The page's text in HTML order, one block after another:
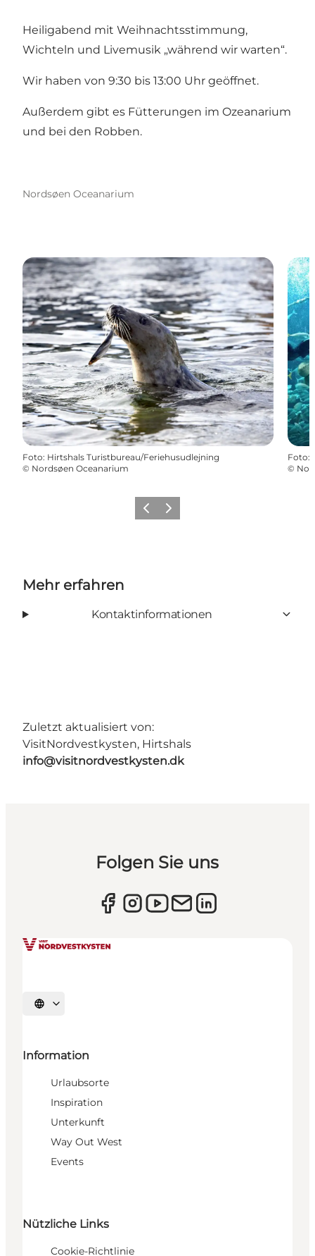
Heiligabend mit Weihnachtsstimmung,
Wichteln und Livemusik „während wir warten“.
Wir haben von 9:30 bis 13:00 Uhr geöffnet.
Außerdem gibt es Fütterungen im Ozeanarium
und bei den Robben.
Nordsøen Oceanarium
Foto: Hirtshals Turistbureau/Feriehusudlejning
© Nordsøen Oceanarium
Foto:
©
ZurückWeiter
Mehr erfahren
Kontaktinformationen
Zuletzt aktualisiert von:
VisitNordvestkysten, Hirtshals
info@visitnordvestkysten.dk
Folgen Sie uns
Sprache auswählen
Information
Urlaubsorte
Inspiration
Unterkunft
Way Out West
Events
Nützliche Links
Cookie-Richtlinie